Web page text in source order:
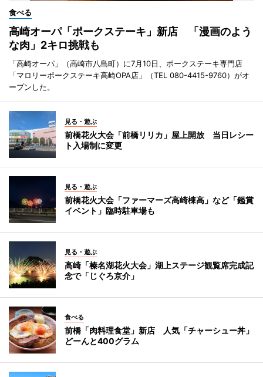
食べる
高崎オーパ「ポークステーキ」新店 「漫画のよう
な肉」2キロ挑戦も
「高崎オーパ」（高崎市八島町）に7月10日、ポークステーキ専門店
「マロリーポークステーキ高崎OPA店」（TEL 080-4415-9760）がオ
ープンした。
見る・遊ぶ
前橋花火大会「前橋リリカ」屋上開放 当日レシー
ト入場制に変更
見る・遊ぶ
前橋花火大会「ファーマーズ高崎棟高」など「鑑賞
イベント」臨時駐車場も
見る・遊ぶ
高崎「榛名湖花火大会」湖上ステージ観覧席完成記
念で「じぐろ京介」
食べる
前橋「肉料理食堂」新店 人気「チャーシュー丼」
どーんと400グラム